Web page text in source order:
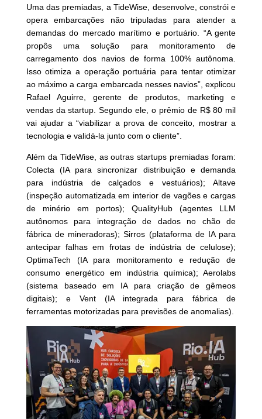
Uma das premiadas, a TideWise, desenvolve, constrói e
opera embarcações não tripuladas para atender a
demandas do mercado marítimo e portuário. “A gente
propôs uma solução para monitoramento de
carregamento dos navios de forma 100% autônoma.
Isso otimiza a operação portuária para tentar otimizar
ao máximo a carga embarcada nesses navios”, explicou
Rafael Aguirre, gerente de produtos, marketing e
vendas da startup. Segundo ele, o prêmio de R$ 80 mil
vai ajudar a “viabilizar a prova de conceito, mostrar a
tecnologia e validá-la junto com o cliente”.
Além da TideWise, as outras startups premiadas foram:
Colecta (IA para sincronizar distribuição e demanda
para indústria de calçados e vestuários); Altave
(inspeção automatizada em interior de vagões e cargas
de minério em portos); QualityHub (agentes LLM
autônomos para integração de dados no chão de
fábrica de mineradoras); Sirros (plataforma de IA para
antecipar falhas em frotas de indústria de celulose);
OptimaTech (IA para monitoramento e redução de
consumo energético em indústria química); Aerolabs
(sistema baseado em IA para criação de gêmeos
digitais); e Vent (IA integrada para fábrica de
ferramentas motorizadas para previsões de anomalias).